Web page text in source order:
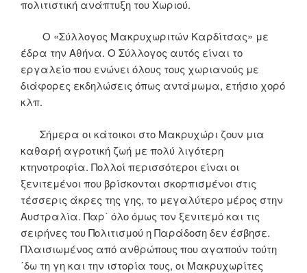
πολιτιστική ανάπτυξη του Χωριού.
Ο «Σύλλογος Μακρυχωριτών Καρδίτσας» με
έδρα την Αθήνα. Ο Σύλλογος αυτός είναι το
εργαλείο που ενώνει όλους τους χωριανούς με
διάφορες εκδηλώσεις όπως αντάμωμα, ετήσιο χορό
κλπ.
Σήμερα οι κάτοικοι στο Μακρυχώρι ζουν μια
καθαρή αγροτική ζωή με πολύ λιγότερη
κτηνοτροφία. Πολλοί περισσότεροι είναι οι
ξενιτεμένοι που βρίσκονται σκορπισμένοι στις
τέσσερις άκρες της γης, το μεγαλύτερο μέρος στην
Αυστραλία. Παρ΄ όλο όμως τον ξενιτεμό και τις
σειρήνες του Πολιτισμού η Παράδοση δεν έσβησε.
Πλαισιωμένος από ανθρώπους που αγαπούν τούτη
΄δω τη γη και την ιστορία τους, οι Μακρυχωρίτες